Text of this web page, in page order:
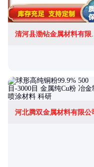
清河
河北腾双金属材料有限公